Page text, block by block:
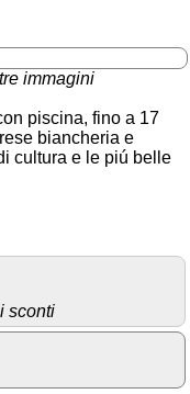
immagini
piscina, fino a 17
biancheria e
cultura e le piú belle
sconti